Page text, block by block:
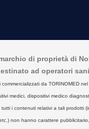
di proprietà di
ad operatori
da TORINOMED
medici, dispositivi medico
i contenuti relativi a tali prodotti
non hanno carattere